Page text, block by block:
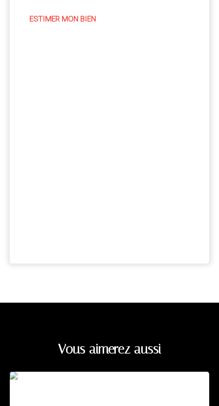
ESTIMER MON BIEN
Vous aimerez aussi